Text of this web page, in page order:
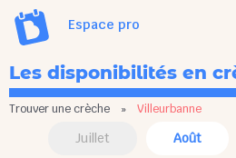
Espace pro
Les disponibilités en
Trouver une crèche » Villeurbanne
Juillet Août